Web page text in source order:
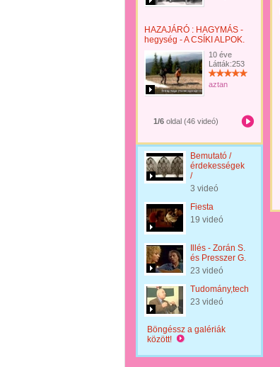
HAZAJÁRÓ : HAGYMÁS -
hegység - A CSÍKI ALPOK.
10 éve
Látták:253
aztan
1/6 oldal (46 videó)
Bemutató /
érdekességek
/
3 videó
Fiesta
19 videó
Illés - Zorán S.
és Presszer G.
23 videó
Tudomány,technika
23 videó
Böngéssz a galériák
között!